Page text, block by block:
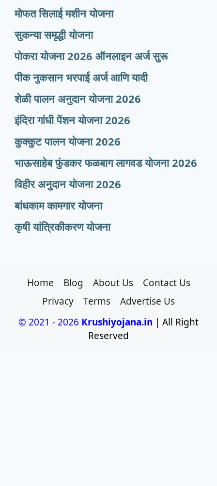
मोफत सिलाई मशीन योजना
सुकन्या समृद्धी योजना
पोकरा योजना 2026 ऑनलाइन अर्ज सुरू
पीक नुकसान भरपाई अर्ज आणि यादी
शेळी पालन अनुदान योजना 2026
इंदिरा गांधी पेंशन योजना 2026
कुक्कुट पालन योजना 2026
भाऊसाहेब फुंडकर फळबाग लागवड योजना 2026
विहीर अनुदान योजना 2026
बांधकाम कामगार योजना
कृषी यांत्रिकीकरण योजना
Home Blog About Us
Contact Us
Privacy
Terms
Advertise Us
© 2021 - 2026 Krushiyojana.in | All Right
Reserved